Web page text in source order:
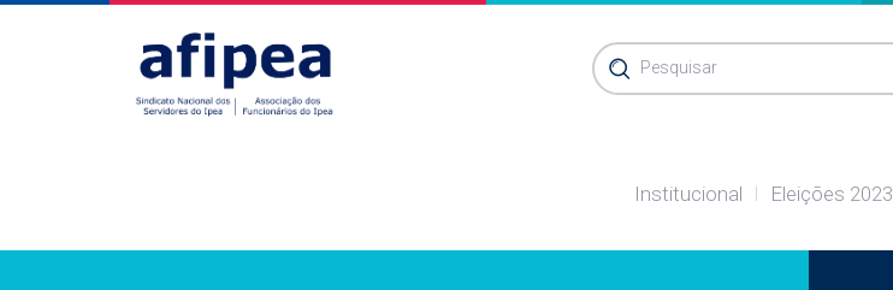
Pesquisar
Institucional Eleições 2023